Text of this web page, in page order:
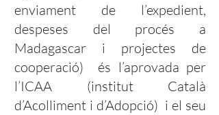
enviament de l’expedient,
despeses del procés a
Madagascar i projectes de
cooperació) és l’aprovada per
l’ICAA (institut Català
d’Acolliment i d’Adopció) i el seu